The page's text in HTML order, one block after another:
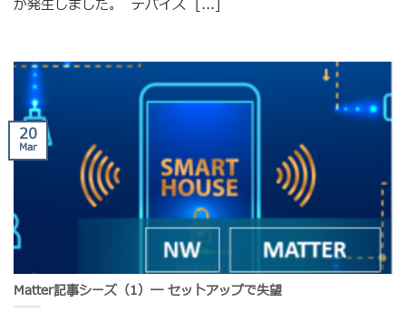
が発生しました。 デバイス [...]
Matter記事シーズ（1）― セットアップで失望
20
Mar